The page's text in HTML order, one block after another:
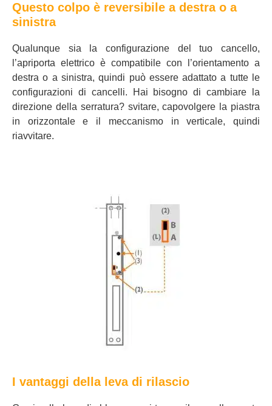
Questo colpo è reversibile a destra o a
sinistra
Qualunque sia la configurazione del tuo cancello,
l’apriporta elettrico è compatibile con l’orientamento a
destra o a sinistra, quindi può essere adattato a tutte le
configurazioni di cancelli. Hai bisogno di cambiare la
direzione della serratura? svitare, capovolgere la piastra
in orizzontale e il meccanismo in verticale, quindi
riavvitare.
I vantaggi della leva di rilascio